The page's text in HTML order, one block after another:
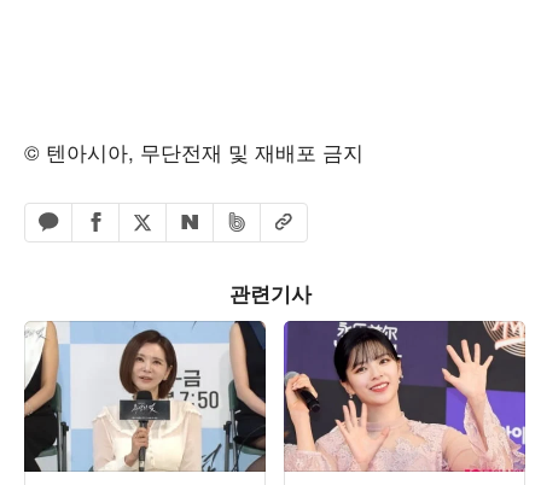
© 텐아시아, 무단전재 및 재배포 금지
카카오톡 공유하기
페이스북 공유하기
엑스 공유하기
네이버 공유하기
밴드 공유하기
URL복사
관련기사